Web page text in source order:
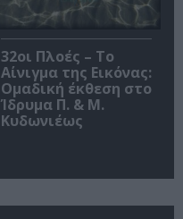
32οι Πλοές – Το
Αίνιγμα της Εικόνας:
Ομαδική έκθεση στο
Ίδρυμα Π. & Μ.
Κυδωνιέως